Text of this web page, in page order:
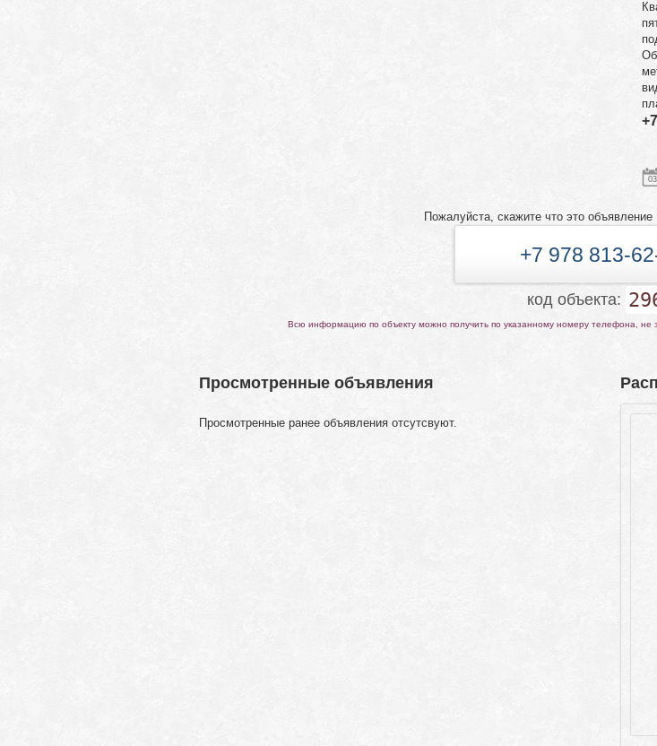
03
Пожалуйста, скажите что это
+7 978 813-
код объекта:
Всю информацию по объекту можно получить по указанному номеру телефона, не
Просмотренные объявления
Просмотренные ранее объявления отсутсвуют.